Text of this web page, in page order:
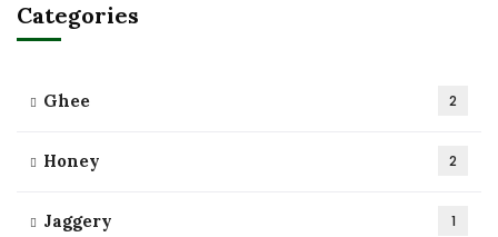
Categories
Ghee 2
Honey 2
Jaggery 1